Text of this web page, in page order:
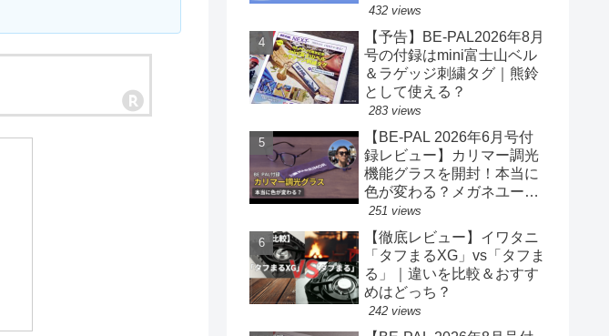
ションまとめ
432 views
【予告】BE-PAL2026年8月
号の付録はmini富士山ベル
＆ラゲッジ刺繍タグ｜熊鈴
として使える？
283 views
【BE-PAL 2026年6月号付
録レビュー】カリマー調光
機能グラスを開封！本当に
色が変わる？メガネユーザ
ー目線で正直チェック
251 views
【徹底レビュー】イワタニ
「タフまるXG」vs「タフま
る」｜違いを比較＆おすす
めはどっち？
242 views